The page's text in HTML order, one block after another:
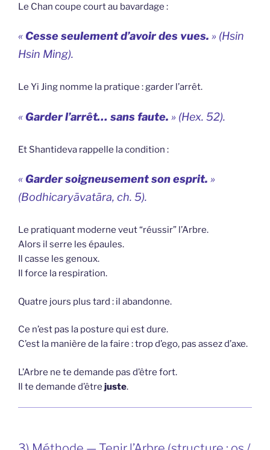
Le Chan coupe court au bavardage :
« Cesse seulement d’avoir des vues. » (Hsin
Hsin Ming).
Le Yi Jing nomme la pratique : garder l’arrêt.
«Garder l’arrêt… sans faute. » (Hex. 52).
Et Shantideva rappelle la condition :
«Garder soigneusement son esprit. »
(Bodhicaryāvatāra, ch. 5).
Le pratiquant moderne veut “réussir” l’Arbre.
Alors il serre les épaules.
Il casse les genoux.
Il force la respiration.
Quatre jours plus tard : il abandonne.
Ce n’est pas la posture qui est dure.
C’est la manière de la faire : trop d’ego, pas assez d’axe.
L’Arbre ne te demande pas d’être fort.
Il te demande d’être juste.